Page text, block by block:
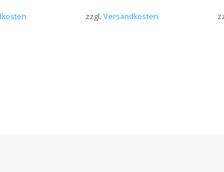
zzgl.Versandkosten